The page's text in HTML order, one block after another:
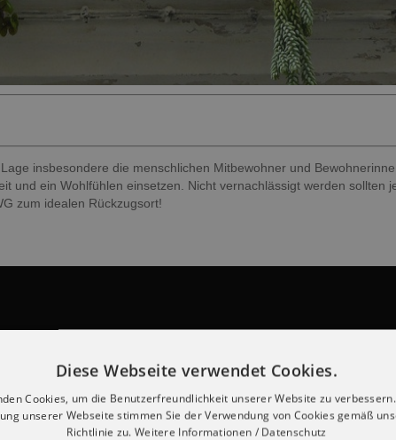
insbesondere die menschlichen Mitbewohner und
und ein Wohlfühlen einsetzen. Nicht vernachlässigt werden sollten
zum idealen Rückzugsort!
Diese Webseite verwendet Cookies.
Cookies, um die Benutzerfreundlichkeit unserer Website zu
unserer Webseite stimmen Sie der Verwendung von Cookies gemäß
Richtlinie zu. Weitere Informationen / Datenschutz